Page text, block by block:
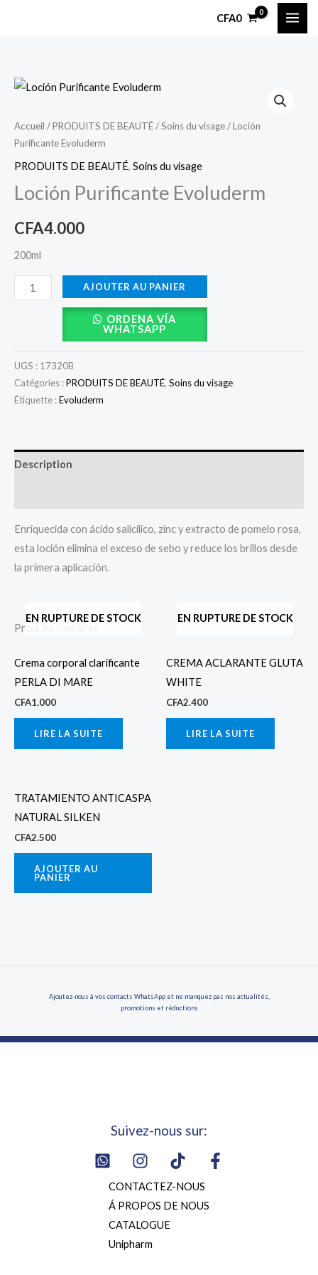
CFA0
Accueil /PRODUITS DE BEAUTÉ/Soins du visage/ Loción
Purificante Evoluderm
PRODUITS DE BEAUTÉ, Soins du visage
Loción Purificante Evoluderm
CFA4.000
200ml
quantité
Loción
Purificante
Evoluderm
AJOUTER AU PANIER
ORDENA VÍA
WHATSAPP
UGS : 17320B
Catégories :PRODUITS DE BEAUTÉ, Soins du visage
Étiquette :Evoluderm
Description
Enriquecida con ácido salicílico, zinc y extracto de pomelo rosa,
esta loción elimina el exceso de sebo y reduce los brillos desde
la primera aplicación.
Produits similaires
EN RUPTURE DE STOCK
Crema corporal clarificante
PERLA DI MARE
CFA1.000
LIRE LA SUITE
EN RUPTURE DE STOCK
CREMA ACLARANTE GLUTA
WHITE
CFA2.400
LIRE LA SUITE
TRATAMIENTO ANTICASPA
NATURAL SILKEN
CFA2.500
AJOUTER AU
PANIER
Ajoutez-nous à vos contacts WhatsApp et ne manquez pas nos actualités,
promotions et réductions
Suivez-nous sur:
CONTACTEZ-NOUS
Á PROPOS DE NOUS
CATALOGUE
Unipharm